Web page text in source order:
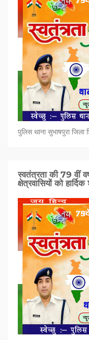
पुलिस थाना सुभाषपुरा जिला
स्वतंत्रता की 79 वीं
क्षेत्रवासियों को